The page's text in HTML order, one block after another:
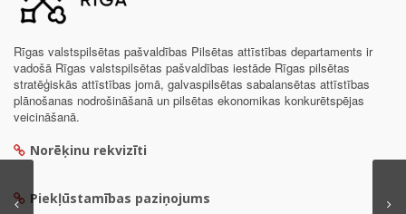
Rīgas valstspilsētas pašvaldības Pilsētas attīstības departaments ir
vadošā Rīgas valstspilsētas pašvaldības iestāde Rīgas pilsētas
stratēģiskās attīstības jomā, galvaspilsētas sabalansētas attīstības
plānošanas nodrošināšanā un pilsētas ekonomikas konkurētspējas
veicināšanā.
Norēķinu rekvizīti
Piekļūstamības paziņojums